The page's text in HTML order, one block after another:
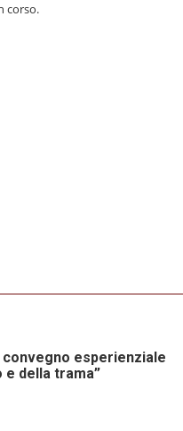
corso.
esperienziale
e della trama”